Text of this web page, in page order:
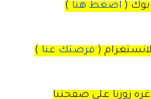
بوك ( اضغط هنا )
( فرصتك عنا )
زورنا على صفحتنا